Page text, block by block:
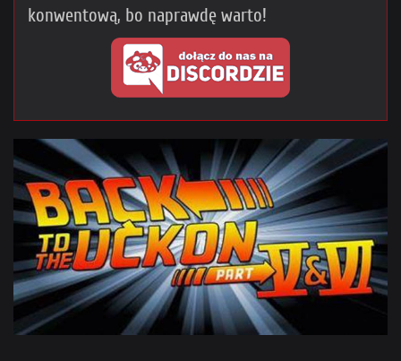
konwentową, bo naprawdę warto!